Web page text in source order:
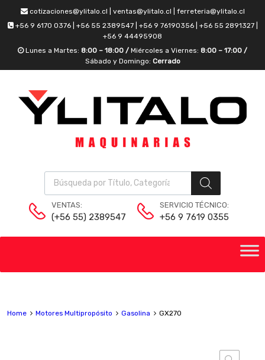
cotizaciones@ylitalo.cl | ventas@ylitalo.cl | ferreteria@ylitalo.cl
+56 9 6170 0376 | +56 55 2389547 | +56 9 76190356 | +56 55 2891327 |
+56 9 44495908
Lunes a Martes: 8:00 – 18:00 / Miércoles a Viernes: 8:00 – 17:00 /
Sábado y Domingo: Cerrado
VENTAS:
(+56 55) 2389547
SERVICIO TÉCNICO:
+56 9 7619 0355
Home Motores Multipropósito Gasolina GX270